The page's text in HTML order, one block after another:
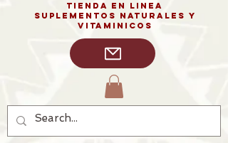
tienda en linea
SUPLEMENTOS NATURALES y
vitaminicos